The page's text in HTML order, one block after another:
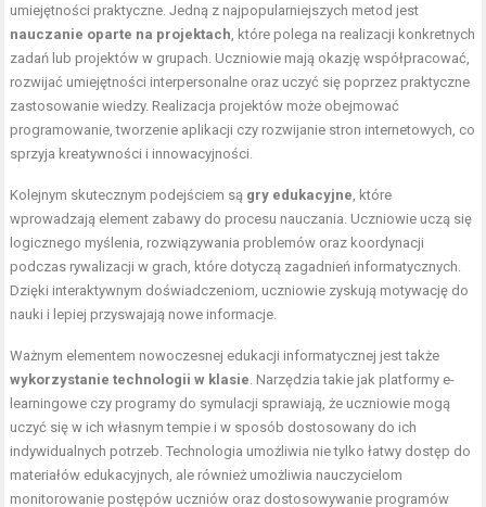
umiejętności praktyczne. Jedną z najpopularniejszych metod jest
nauczanie oparte na projektach , które polega na realizacji konkretnych
zadań lub projektów w grupach. Uczniowie mają okazję współpracować,
rozwijać umiejętności interpersonalne oraz uczyć się poprzez praktyczne
zastosowanie wiedzy. Realizacja projektów może obejmować
programowanie, tworzenie aplikacji czy rozwijanie stron internetowych, co
sprzyja kreatywności i innowacyjności.
Kolejnym skutecznym podejściem są gry edukacyjne , które
wprowadzają element zabawy do procesu nauczania. Uczniowie uczą się
logicznego myślenia, rozwiązywania problemów oraz koordynacji
podczas rywalizacji w grach, które dotyczą zagadnień informatycznych.
Dzięki interaktywnym doświadczeniom, uczniowie zyskują motywację do
nauki i lepiej przyswajają nowe informacje.
Ważnym elementem nowoczesnej edukacji informatycznej jest także
wykorzystanie technologii w klasie . Narzędzia takie jak platformy e-
learningowe czy programy do symulacji sprawiają, że uczniowie mogą
uczyć się w ich własnym tempie i w sposób dostosowany do ich
indywidualnych potrzeb. Technologia umożliwia nie tylko łatwy dostęp do
materiałów edukacyjnych, ale również umożliwia nauczycielom
monitorowanie postępów uczniów oraz dostosowywanie programów